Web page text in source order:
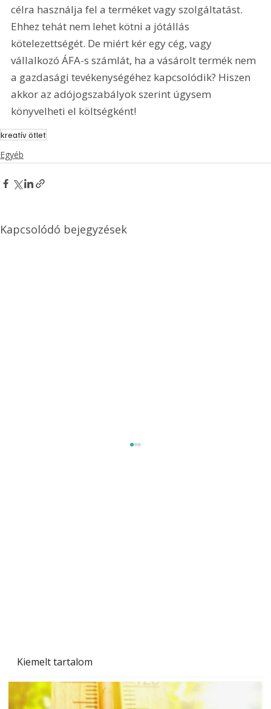
Kiemelt tartalom
célra használja fel a terméket vagy szolgáltatást.
Ehhez tehát nem lehet kötni a jótállás
kötelezettségét. De miért kér egy cég, vagy
vállalkozó ÁFA-s számlát, ha a vásárolt termék nem
a gazdasági tevékenységéhez kapcsolódik? Hiszen
akkor az adójogszabályok szerint úgysem
könyvelheti el költségként!
kreatív ötlet
Egyéb
Kapcsolódó bejegyzések